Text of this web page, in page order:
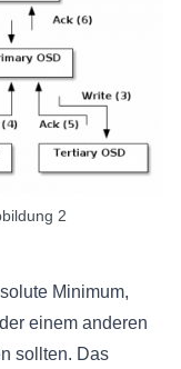
2
Minimum,
einem anderen
sollten. Das